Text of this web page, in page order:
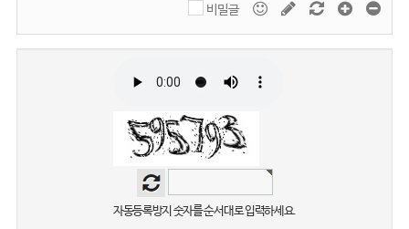
비밀글
자동등록방지 숫자를 순서대로 입력하세요.